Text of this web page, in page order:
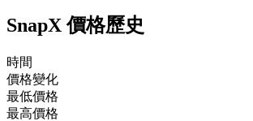
SnapX 價格歷史
時間
價格變化
最低價格
最高價格